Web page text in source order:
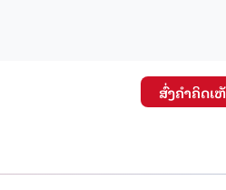
ສົ່ງຄໍາຄິດເ